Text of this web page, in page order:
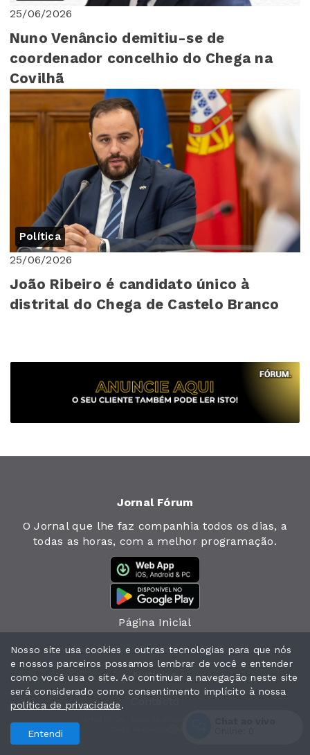
25/06/2026
Nuno Venâncio demitiu-se de
coordenador concelhio do Chega na
Covilhã
Política
25/06/2026
João Ribeiro é candidato único à
distrital do Chega de Castelo Branco
Jornal Fórum
O Jornal que lhe faz companhia todos os dias, a
todas as horas, com a melhor programação.
Página Inicial
Jornal
Notícias
Nosso site usa cookies e outras tecnologias para que nós
e nossos parceiros possamos lembrar de você e entender
como você usa o site. Ao continuar a navegação neste site
será considerado como consentimento implícito à nossa
política de privacidade.
Entendi